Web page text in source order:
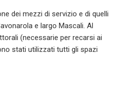
dei mezzi di servizio e di quelli
e largo Mascali. Al
(necessarie per recarsi ai
stati utilizzati tutti gli spazi